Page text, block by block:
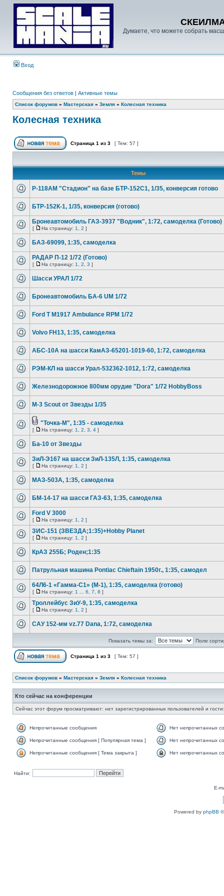
Думаете, что можете собрать
Вход
Сообщения без ответов | Активные темы
Список форумов » Мастерская » Земля » Колесная техника
Колесная техника
Страница 1 из 3 [ Тем: 57 ]
Темы
Р-118АМ "Стадион" на базе БТР-152С1, 1/35, конверсия готово
БТР-152К-1, 1/35, конверсия (готово)
Бронеавтомобиль ГАЗ-3937 "Водник", 1:72, самоделка (Готово)
[ На страницу: 1 2 ]
БАЗ-69099, 1:35, самоделка
РАДАР П-12 1/72 (Готово)
[ На страницу: 1 2 3 ]
Шасси УРАЛ 1/72
Бронеавтомобиль БА-6 UM 1/72
Ford T M1917 Ambulance RPM 1/72
Volvo FH13, 1:35, самоделка
AБС-10A на шасси КамАЗ-65201-1019-60, 1:72, самоделка
РЭМ-КЛ на шасси Урал-532362-1012, 1:72, самоделка
Железнодорожное 800мм орудие "Dora" 1/72 HobbyBoss
M-3 Scout от Звезды 1/35
"Точка-М", 1:35 - самоделка
[ На страницу: 1 2 3 4 ]
Ба-10 от Звезды
ЗиЛ-Э167 на шасси ЗиЛ-135Л, 1:35, самоделка
[ На страницу: 1 2 ]
МАЗ-503А, 1:35, самоделка
БМ-14-17 на шасси ГАЗ-63, 1:35, самоделка
Ford V 3000
[ На страницу: 1 2 ]
ЗИС-151 (ЗВЕЗДА;1:35)+Hobby Planet
[ На страницу: 1 2 ]
КрАЗ 255Б; Роден;1:35
Патрульная машина Pontiac Chieftain 1950г., 1:35, самодел
64Л6-1 «Гамма-С1» (М-1), 1:35, самоделка (готово)
[ На страницу: 1 6 7 8 ]
Троллейбус ЗиУ-9, 1:35, самоделка
[ На страницу: 1 2 ]
САУ 152-мм vz.77 Dana, 1:72, самоделка
Показать темы за: Поле
Страница 1 из 3 [ Тем: 57 ]
Список форумов » Мастерская » Земля » Колесная техника
Кто сейчас на конференции
Сейчас этот форум просматривают: нет зарегистрированных пользователей и
Непрочитанные сообщения Нет непрочитанных
Непрочитанные сообщения [ Популярная тема ] Нет непрочитанных
Непрочитанные сообщения [ Тема закрыта ] Нет непрочитанных
Найти:
E-
Powered by phpBB